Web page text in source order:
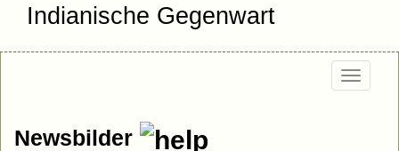
Indianische Gegenwart
Newsbilder